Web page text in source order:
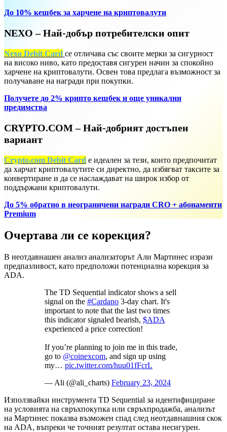
До 10% кешбек за харчене на криптовалути
NEXO – Най-добър потребителски опит
Nexo Debit Card се отличава със своите мерки за сигурност
на високо ниво, като предоставя сигурен начин за спокойно
харчене на криптовалути. Освен това предлага възможност за
получаване на награди при покупки.
Получете до 2% крипто кешбек и още уникални
предимства
CRYPTO.COM – Най-добрият достъпен
вариант
Crypto.com Debit Card е идеален за тези, които предпочитат
да харчат криптовалутите си директно, да избягват таксите за
конвертиране и да се наслаждават на широк избор от
поддържани криптовалути.
До 5% обратно в неограничени награди CRO + абонаменти
Premium
Очертава ли се корекция?
В неотдавнашен анализ анализаторът Али Мартинес изрази
предпазливост, като предположи потенциална корекция за
ADA.
The TD Sequential indicator shows a sell
signal on the #Cardano 3-day chart. It's
important to note that the last two times
this indicator signaled bearish, $ADA
experienced a price correction!
If you’re planning to join me in this trade,
go to @coinexcom, and sign up using
my… pic.twitter.com/huu01fFcrL
— Ali (@ali_charts) February 23, 2024
Използвайки инструмента TD Sequential за идентифициране
на условията на свръхпокупка или свръхпродажба, анализът
на Мартинес показва възможен спад след неотдавнашния скок
на ADA, въпреки че точният резултат остава несигурен.